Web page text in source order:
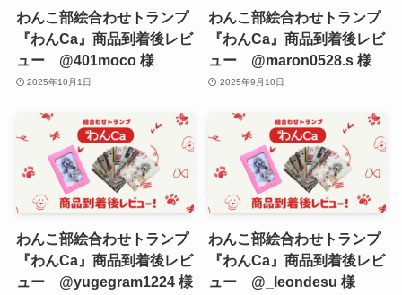
わんこ部絵合わせトランプ
『わんCa』商品到着後レビ
ュー @401moco 様
2025年10月1日
わんこ部絵合わせトランプ
『わんCa』商品到着後レビ
ュー @maron0528.s 様
2025年9月10日
わんこ部絵合わせトランプ
『わんCa』商品到着後レビ
ュー @yugegram1224 様
わんこ部絵合わせトランプ
『わんCa』商品到着後レビ
ュー @_leondesu 様